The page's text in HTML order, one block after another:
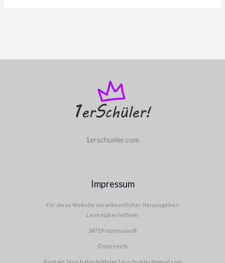
1erschueler.com
Impressum
Für diese Website verantwortlicher Herausgeber:
Leon Haberleithner
2473 Potzneusiedl
Österreich